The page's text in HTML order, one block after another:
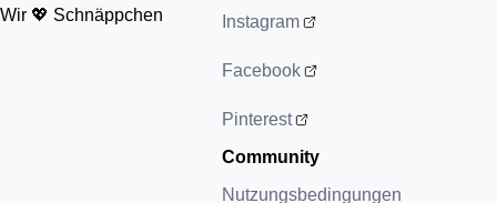
Wir 💖 Schnäppchen
Instagram
Facebook
Pinterest
Community
Nutzungsbedingungen